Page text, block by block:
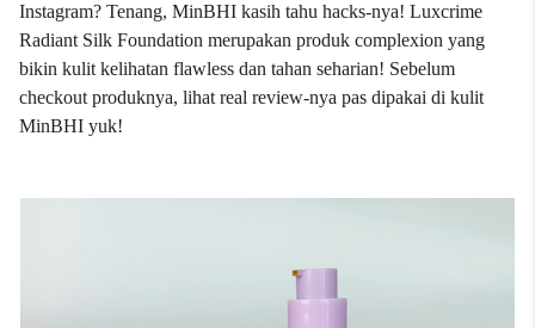
Instagram? Tenang, MinBHI kasih tahu hacks-nya! Luxcrime
Radiant Silk Foundation merupakan produk complexion yang
bikin kulit kelihatan flawless dan tahan seharian! Sebelum
checkout produknya, lihat real review-nya pas dipakai di kulit
MinBHI yuk!